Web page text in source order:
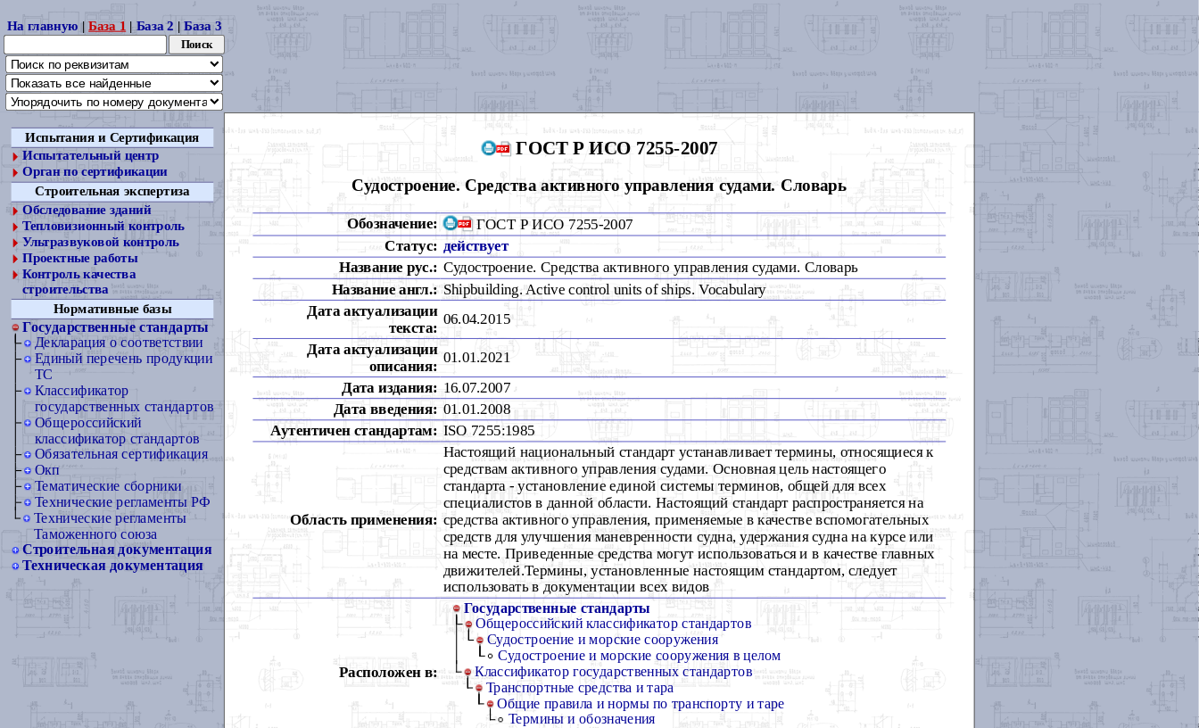
На главную |База 1 | База 2 |База 3
Испытания и Сертификация
Испытательный центр
Орган по сертификации
Строительная экспертиза
Обследование зданий
Тепловизионный контроль
Ультразвуковой контроль
Проектные работы
Контроль качества
строительства
Нормативные базы
Государственные стандарты
Декларация о соответствии
Единый перечень продукции
ТС
Классификатор
государственных стандартов
Общероссийский
классификатор стандартов
Обязательная сертификация
Окп
Тематические сборники
Технические регламенты РФ
Технические регламенты
Таможенного союза
Строительная документация
Техническая документация
ГОСТ Р ИСО 7255-2007
Судостроение. Средства активного управления судами. Словарь
Обозначение:
ГОСТ Р ИСО 7255-2007
Статус: действует
Название рус.: Судостроение. Средства активного управления судами. Словарь
Название англ.: Shipbuilding. Active control units of ships. Vocabulary
Дата актуализации
текста:
06.04.2015
Дата актуализации
описания:
01.01.2021
Дата издания: 16.07.2007
Дата введения: 01.01.2008
Аутентичен стандартам: ISO 7255:1985
Область применения:
Настоящий национальный стандарт устанавливает термины, относящиеся к
средствам активного управления судами. Основная цель настоящего
стандарта - установление единой системы терминов, общей для всех
специалистов в данной области. Настоящий стандарт распространяется на
средства активного управления, применяемые в качестве вспомогательных
средств для улучшения маневренности судна, удержания судна на курсе или
на месте. Приведенные средства могут использоваться и в качестве главных
движителей.Термины, установленные настоящим стандартом, следует
использовать в документации всех видов
Расположен в:
Государственные стандарты
Общероссийский классификатор стандартов
Судостроение и морские сооружения
Судостроение и морские сооружения в целом
Классификатор государственных стандартов
Транспортные средства и тара
Общие правила и нормы по транспорту и таре
Термины и обозначения